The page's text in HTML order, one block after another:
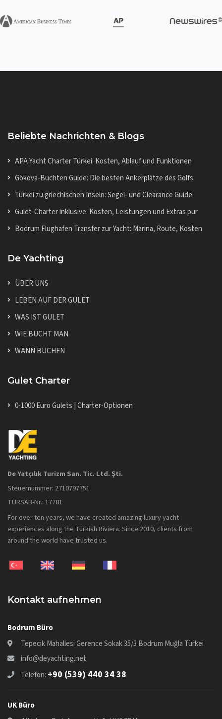
Beliebte Nachrichten & Blogs
APA Yacht Charter Türkei: Kosten, Ablauf und Funktionen
Gökova-Buchten Guide: Die besten Ankerplätze des Golfs
Türkei zu griechischen Inseln: Segel- und Clearance Guide
Gulet-Charter inklusive: Kosten, Leistungen und Extras pur
Bodrum Flughafen Transfer zur Yacht: Marina, Route, Kosten
De Yachting
ÜBER UNS
LEBEN AUF DER GULET
WAS IST GULET
WIE BUCHT MAN
WANN BUCHEN
Gulet Charter
0-1000 Euro Gulets | Charter-Optionen
De Yatçılık Turizm San. Tic. Ltd. Şti.
Steuernummer: 2710797751
TÜRSAB-Nr.: 17781
For over ten years, we have created amazing luxury yacht
experiences along the Turkish Riviera. Since 2010, clients from
around the world have trusted us.
Kontakt aufnehmen
Bodrum Büro
Tepecik Mahallesi Gerence Sokak 35/3 Bodrum Muğla Türkei
info@deyachting.net
Telefon: +90 (539) 440 34 38
UK Büro